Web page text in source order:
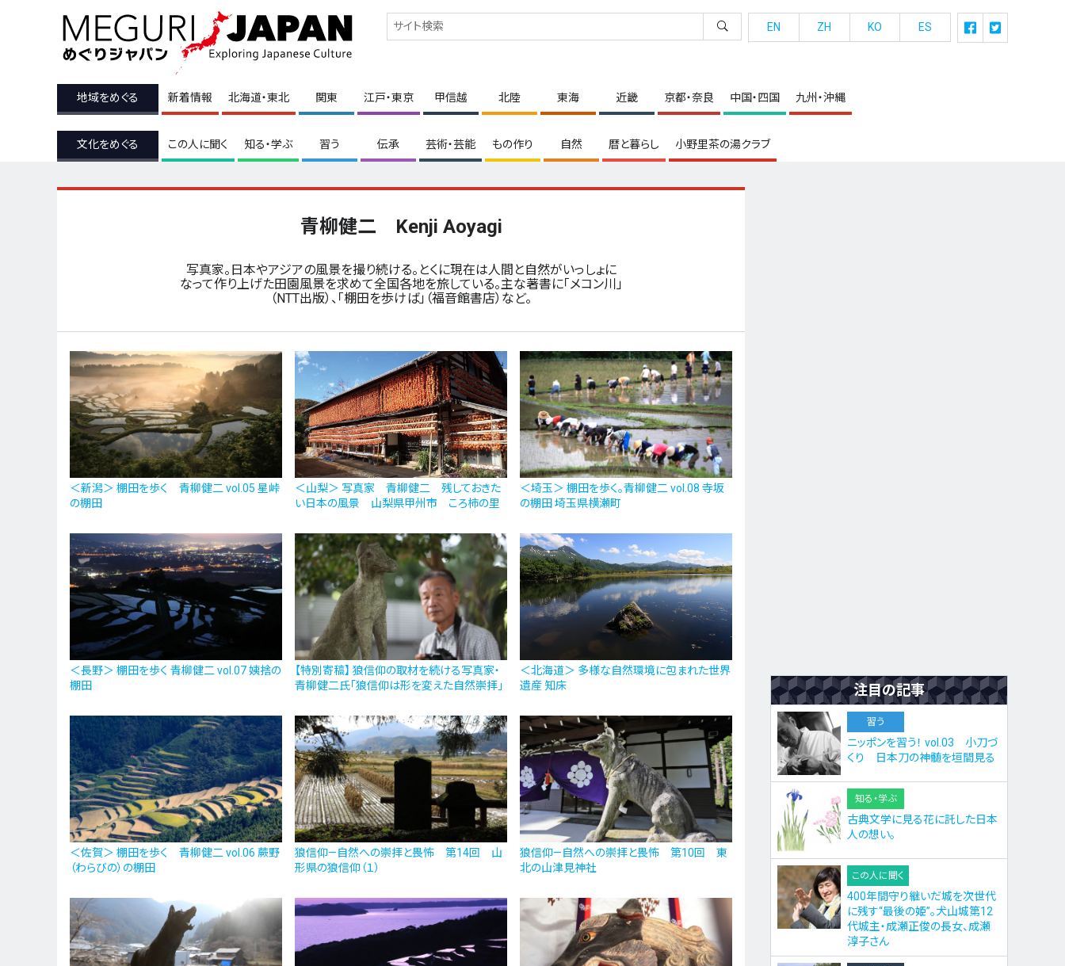
地域をめぐる 新着情報 北海道・東北 関東 江戸・東京 甲信越 北陸 東海 近畿 京都・奈良 中国・四国 九州・沖縄
文化をめぐる この人に聞く 知る・学ぶ 習う 伝承 芸術・芸能 もの作り 自然 暦と暮らし 小野里茶の湯クラブ
EN ZH KO ES
青柳健二 Kenji Aoyagi
写真家。日本やアジアの風景を撮り続ける。とくに現在は人間と自然がいっしょに
なって作り上げた田園風景を求めて全国各地を旅している。主な著書に「メコン川」
（NTT出版）、「棚田を歩けば」（福音館書店）など。
＜新潟＞ 棚田を歩く 青柳健二 vol.05 星峠
の棚田
＜山梨＞ 写真家 青柳健二 残しておきた
い日本の風景 山梨県甲州市 ころ柿の里
＜埼玉＞ 棚田を歩く。青柳健二 vol.08 寺坂
の棚田 埼玉県横瀬町
＜長野＞ 棚田を歩く 青柳健二 vol.07 姨捨の
棚田
【特別寄稿】 狼信仰の取材を続ける写真家・
青柳健二氏「狼信仰は形を変えた自然崇拝」
＜北海道＞ 多様な自然環境に包まれた世界
遺産 知床
＜佐賀＞ 棚田を歩く 青柳健二 vol.06 蕨野
（わらびの）の棚田
狼信仰—自然への崇拝と畏怖 第14回 山
形県の狼信仰（１）
狼信仰—自然への崇拝と畏怖 第10回 東
北の山津見神社
注目の記事
習う
ニッポンを習う！ vol.03 小刀づ
くり 日本刀の神髄を垣間見る
知る・学ぶ
古典文学に見る花に託した日本
人の想い。
この人に聞く
400年間守り継いだ城を次世代
に残す“最後の姫”。犬山城第12
代城主・成瀬正俊の長女、成瀬
淳子さん